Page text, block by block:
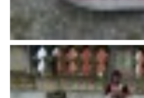
E - S H O P
HISTORIE 2022
O NÁS :-)